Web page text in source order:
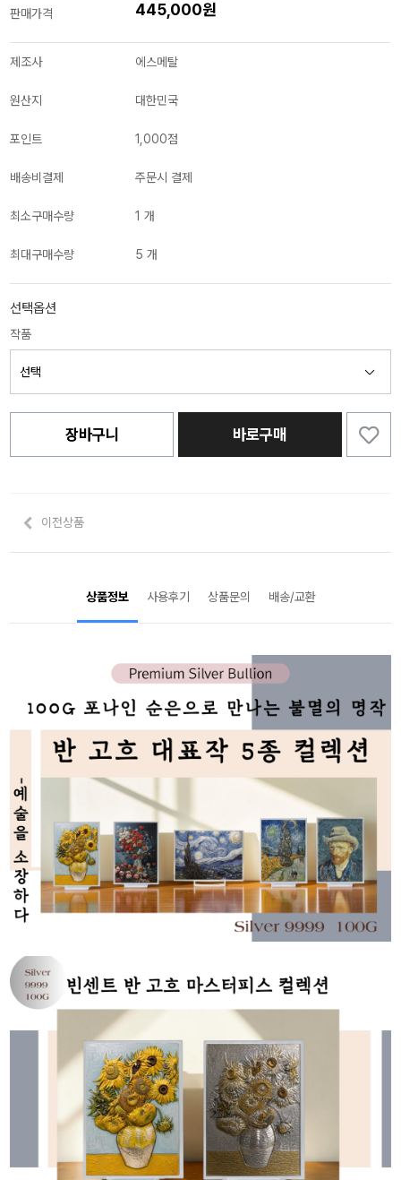
판매가격 445,000원
제조사 에스메탈
원산지 대한민국
포인트 1,000점
배송비결제 주문시 결제
최소구매수량 1 개
최대구매수량 5 개
선택옵션
작품
장바구니 바로구매
이전상품
상품정보 사용후기 상품문의 배송/교환